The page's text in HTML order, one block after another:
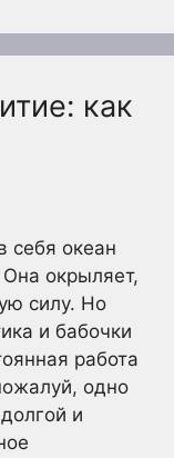
как
океан
окрыляет,
силу. Но
и бабочки
работа
одно
и